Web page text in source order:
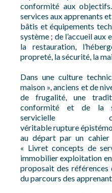
conformité aux
services aux apprenants
bâtis et équipements
système ; de l’accueil aux
la restauration,
propreté, la sécurité, la
Dans une culture
maison », anciens et de
de frugalité, une
conformité et de la
servicielle
véritable rupture
au départ par un
« Livret concepts de
immobilier exploitation
proposait des références
du parcours des